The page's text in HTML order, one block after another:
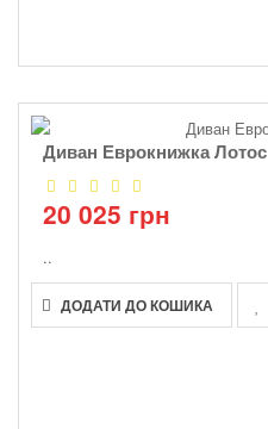
Диван Еврокнижка Лотос
20 025 грн
..
ДОДАТИ ДО КОШИКА